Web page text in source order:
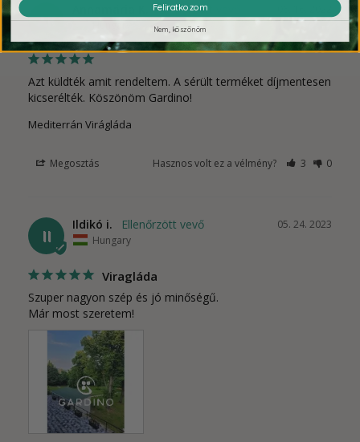
AK Hungary
Azt küldték amit rendeltem. A sérült terméket díjmentesen
kicserélték. Köszönöm Gardino!
Mediterrán Virágláda
Megosztás Hasznos volt ez a vélmény? 3 0
II
05. 24. 2023
Ildikó i.
Hungary
Viragláda
Szuper nagyon szép és jó minőségű.
Már most szeretem!
Feliratkozom
Nem, köszönöm